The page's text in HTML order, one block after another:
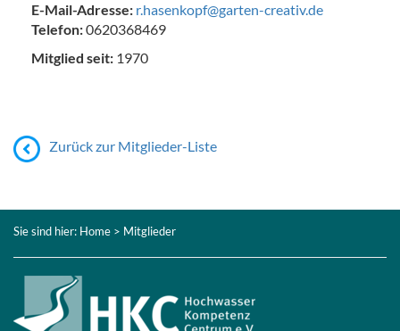
E-Mail-Adresse: r.hasenkopf@garten-creativ.de
Telefon:0620368469
Mitglied seit: 1970
Zurück zur Mitglieder-Liste
Sie sind hier: Home > Mitglieder